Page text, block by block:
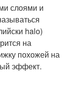
слоями и
halo)
на
похожей на
эффект.